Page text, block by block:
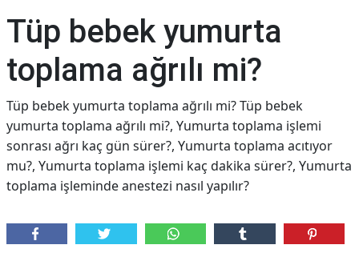
Tüp bebek yumurta
toplama ağrılı mi?
Tüp bebek yumurta toplama ağrılı mi? Tüp bebek
yumurta toplama ağrılı mi?, Yumurta toplama işlemi
sonrası ağrı kaç gün sürer?, Yumurta toplama acıtıyor
mu?, Yumurta toplama işlemi kaç dakika sürer?, Yumurta
toplama işleminde anestezi nasıl yapılır?